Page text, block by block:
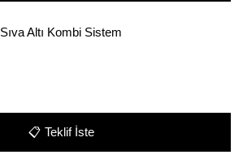
Sıva Altı Kombi Sistem
📋 Teklif İste